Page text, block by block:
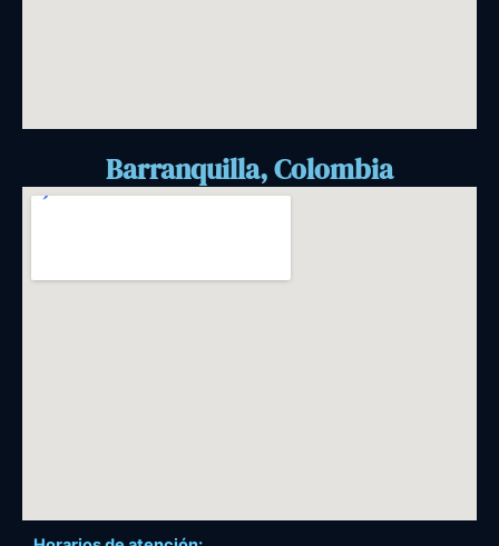
Barranquilla, Colombia